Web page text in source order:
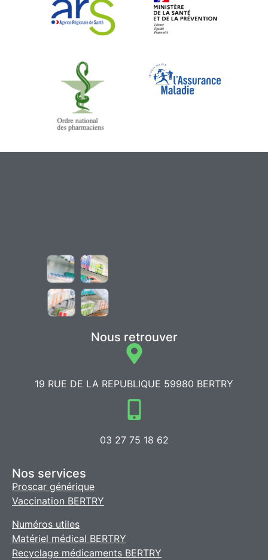
Nous retrouver
19 RUE DE LA REPUBLIQUE 59980 BERTRY
03 27 75 18 62
Nos services
Proscar générique
Vaccination BERTRY
Numéros utiles
Matériel médical BERTRY
Recyclage médicaments BERTRY